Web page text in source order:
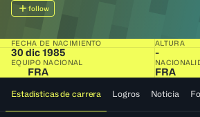
follow
FECHA DE NACIMIENTO
30 dic 1985
ALTURA
-
EQUIPO NACIONAL
FRA FRA
Estadísticas de carrera Logros Noticia